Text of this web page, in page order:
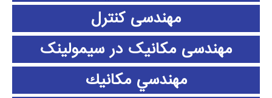
مهندسی کنترل
مهندسی مکانیک در سیمولینک
مهندسي مكانيك